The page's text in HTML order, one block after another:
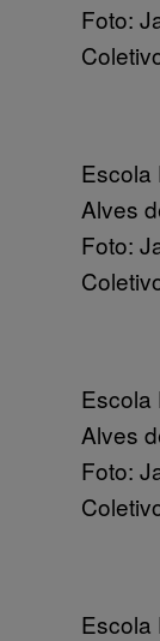
Foto:
Escola
Alves
Foto:
Escola
Alves
Foto:
Escola